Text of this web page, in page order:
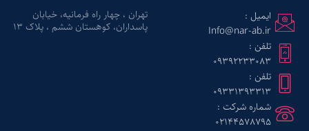
ایمیل :
Info@nar-ab.ir
تلفن :
09392233083
تلفن :
09331393313
شماره شرکت :
02144578795
تهران ، چهار راه فرمانیه، خیابان
پاسداران، کوهستان ششم ، پلاک ۱۳